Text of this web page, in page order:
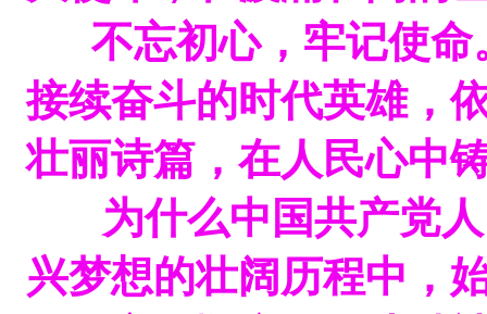
不忘初心，牢记使命
接续奋斗的时代英雄，
壮丽诗篇，在人民心中
为什么中国共产党人
兴梦想的壮阔历程中，